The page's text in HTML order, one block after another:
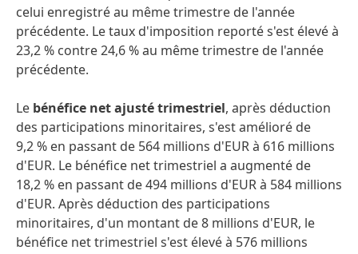
celui enregistré au même trimestre de l'année
précédente. Le taux d'imposition reporté s'est élevé à
23,2 % contre 24,6 % au même trimestre de l'année
précédente.
Le bénéfice net ajusté trimestriel, après déduction
des participations minoritaires, s'est amélioré de
9,2 % en passant de 564 millions d'EUR à 616 millions
d'EUR. Le bénéfice net trimestriel a augmenté de
18,2 % en passant de 494 millions d'EUR à 584 millions
d'EUR. Après déduction des participations
minoritaires, d'un montant de 8 millions d'EUR, le
bénéfice net trimestriel s'est élevé à 576 millions